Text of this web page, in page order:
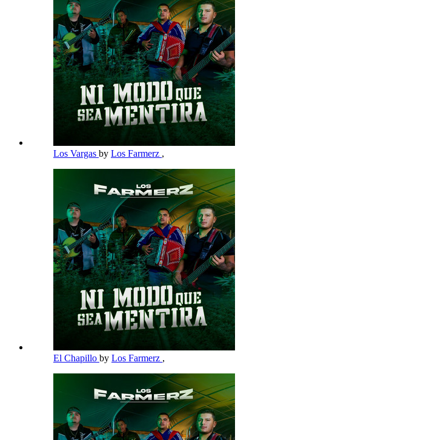
Los Vargas by Los Farmerz ,
El Chapillo by Los Farmerz ,